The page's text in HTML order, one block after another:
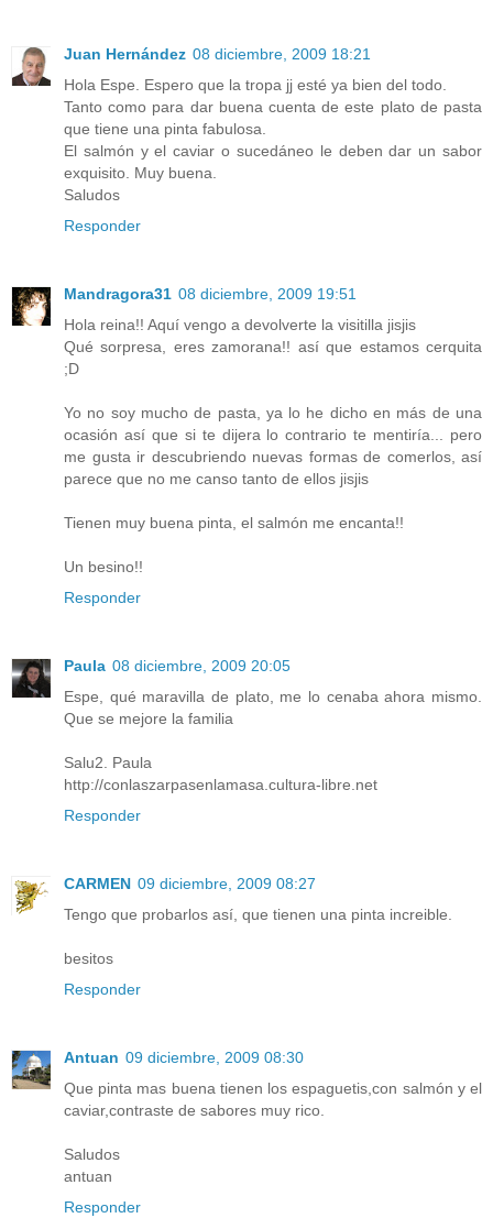
Juan Hernández 08 diciembre, 2009 18:21
Hola Espe. Espero que la tropa jj esté ya bien del todo.
Tanto como para dar buena cuenta de este plato de pasta
que tiene una pinta fabulosa.
El salmón y el caviar o sucedáneo le deben dar un sabor
exquisito. Muy buena.
Saludos
Responder
Mandragora31 08 diciembre, 2009 19:51
Hola reina!! Aquí vengo a devolverte la visitilla jisjis
Qué sorpresa, eres zamorana!! así que estamos cerquita
;D
Yo no soy mucho de pasta, ya lo he dicho en más de una
ocasión así que si te dijera lo contrario te mentiría... pero
me gusta ir descubriendo nuevas formas de comerlos, así
parece que no me canso tanto de ellos jisjis
Tienen muy buena pinta, el salmón me encanta!!
Un besino!!
Responder
Paula 08 diciembre, 2009 20:05
Espe, qué maravilla de plato, me lo cenaba ahora mismo.
Que se mejore la familia
Salu2. Paula
http://conlaszarpasenlamasa.cultura-libre.net
Responder
CARMEN 09 diciembre, 2009 08:27
Tengo que probarlos así, que tienen una pinta increible.
besitos
Responder
Antuan 09 diciembre, 2009 08:30
Que pinta mas buena tienen los espaguetis,con salmón y el
caviar,contraste de sabores muy rico.
Saludos
antuan
Responder